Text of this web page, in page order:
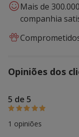
Mais de
companhia
Opiniões dos
5 de 5
1 opiniões
100% das